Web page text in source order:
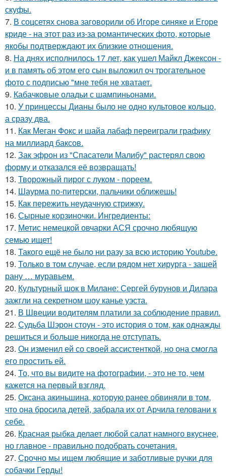
скуфы.
7. В соцсетях снова заговорили об Игоре синяке и Егоре
криде - на этот раз из-за романтических фото, которые
якобы подтверждают их близкие отношения.
8. На днях исполнилось 17 лет, как ушел Майкл Джексон -
и в память об этом его сын выложил оч трогательное
фото с подписью "мне тебя не хватает.
9. Кабачковые оладьи с шампиньонами.
10. У принцессы Дианы было не одно культовое кольцо,
а сразу два.
11. Как Меган Фокс и шайа лабаф переиграли графику
на миллиард баксов.
12. Зак эфрон из "Спасатели Малибу" растерял свою
форму и отказался её возвращать!
13. Творожный пирог с луком - пореем.
14. Шаурма по-питерски, пальчики оближешь!
15. Как пережить неудачную стрижку.
16. Сырные корзиночки. Ингредиенты:
17. Метис немецкой овчарки АСЯ срочно любящую
семью ищет!
18. Такого ещё не было ни разу за всю историю Youtube.
19. Только в том случае, если рядом нет хирурга - зашей
рану … муравьем.
20. Культурный шок в Милане: Сергей бурунов и Дилара
зажгли на секретном шоу канье уэста.
21. В Швеции водителям платили за соблюдение правил.
22. Судьба Шэрон стоун - это история о том, как однажды
решиться и больше никогда не отступать.
23. Он изменил ей со своей ассистенткой, но она смогла
его простить ей.
24. То, что вы видите на фотографии, - это не то, чем
кажется на первый взгляд.
25. Оксана акиньшина, которую ранее обвиняли в том,
что она бросила детей, забрала их от Арчила геловани к
себе.
26. Красная рыбка делает любой салат намного вкуснее,
но главное - правильно подобрать сочетания.
27. Срочно мы ищем любящие и заботливые ручки для
собачки Герды!